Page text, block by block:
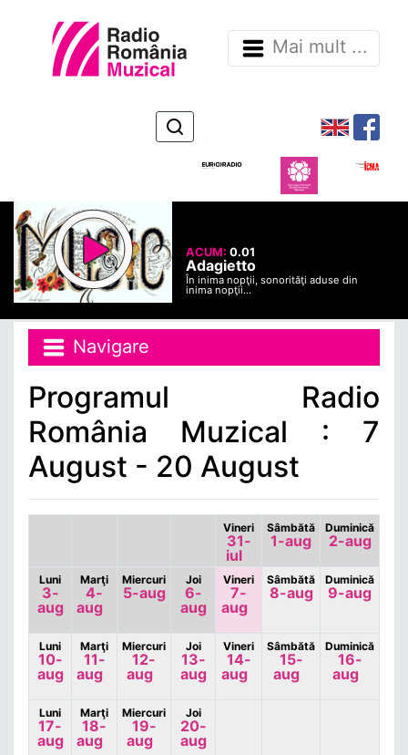
Mai mult ...
ACUM:0.01
Adagietto
În inima nopţii, sonorităţi aduse din
inima nopţii...
Navigare
Programul Radio
România Muzical : 7
August - 20 August
Vineri
31-
iul
Sâmbătă
1-aug
Duminică
2-aug
Luni
3-
aug
Marţi
4-
aug
Miercuri
5-aug
Joi
6-
aug
Vineri
7-
aug
Sâmbătă
8-aug
Duminică
9-aug
Luni
10-
aug
Marţi
11-
aug
Miercuri
12-
aug
Joi
13-
aug
Vineri
14-
aug
Sâmbătă
15-
aug
Duminică
16-
aug
Luni
17-
aug
Marţi
18-
aug
Miercuri
19-
aug
Joi
20-
aug